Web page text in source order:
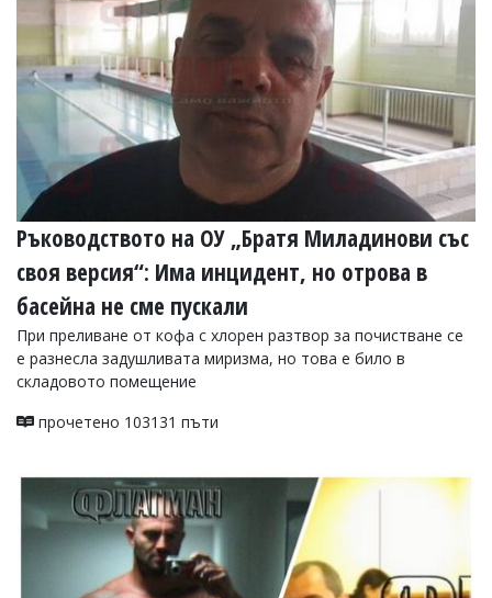
статиите
се
въвеждат
от
читателите
редакцията
носи
отговорност
тях!
Ако
откриете
обиден
за
вас
коментар,
моля
сигнализирайте
Ръководството на ОУ „Братя Миладинови със
своя версия“: Има инцидент, но отрова в
басейна не сме пускали
При преливане от кофа с хлорен разтвор за почистване се
е разнесла задушливата миризма, но това е било в
складовото помещение
прочетено 103131 пъти